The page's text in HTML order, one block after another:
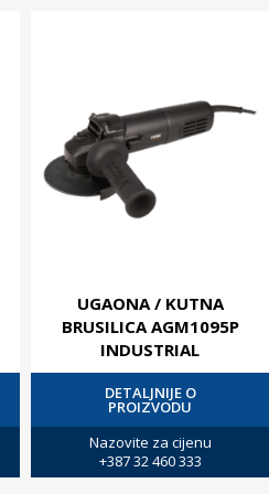
UGAONA / KUTNA
BRUSILICA AGM1095P
INDUSTRIAL
DETALJNIJE O
PROIZVODU
Nazovite za cijenu
+387 32 460 333